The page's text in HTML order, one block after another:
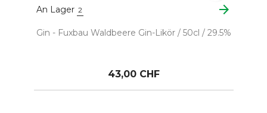
An Lager 2 arrow_forward
Gin - Fuxbau Waldbeere Gin-Likör / 50cl / 29.5%
43,00 CHF